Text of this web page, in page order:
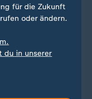
zu Reaktionen
.
für die Zukunft
oder ändern.
du in unserer